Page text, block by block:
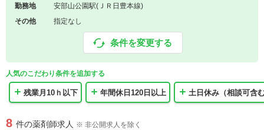
勤務地
安部山公園駅(ＪＲ日豊本線)
その他
指定なし
条件を変更する
人気のこだわり条件を追加する
残業月10ｈ以下 年間休日120日以上 土日休み（相談可含
8 件の薬剤師求人 ※ 非公開求人を除く